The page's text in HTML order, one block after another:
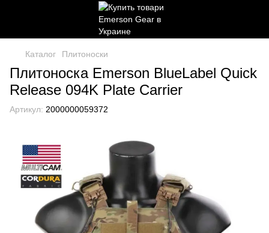
Каталог Плитоноски
Плитоноска Emerson BlueLabel Quick
Release 094K Plate Carrier
Артикул: 2000000059372